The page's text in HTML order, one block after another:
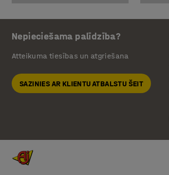
Nepieciešama palīdzība?
Atteikuma tiesības un atgriešana
SAZINIES AR KLIENTU ATBALSTU ŠEIT